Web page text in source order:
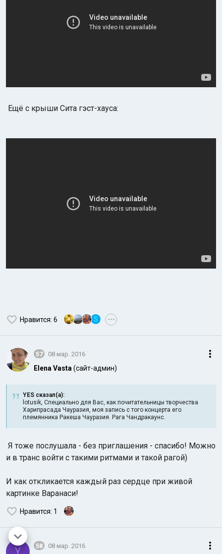
Ещё с крыши Сита гэст-хауса:
Нравится: 6 S •••
57 08 мар. 2016
Elena Vasta (сайт-админ)
YES сказал(а):
lotusik, Специально для Вас, как почитательницы творчества
Харипрасада Чауразия, моя запись с того концерта его
племянника Ракеша Чауразия. Рага Чандракаунс.
Я тоже послушала - без приглашения - спасибо! Можно
и в транс войти с такими ритмами и такой рагой)
И как откликается каждый раз сердце при живой
картинке Варанаси!
Нравится: 1
Y 58 08 мар. 2016